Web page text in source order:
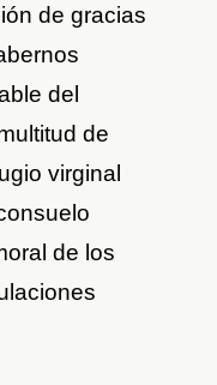
de gracias
del
de
virginal
de los